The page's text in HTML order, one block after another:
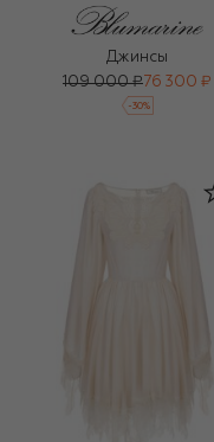
Джинсы
109 000 ₽76 300 ₽
-30%